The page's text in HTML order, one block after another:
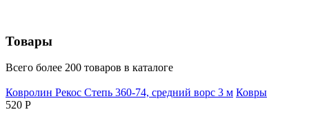
Товары
Всего более 200 товаров в каталоге
Ковролин Рекос Степь 360-74, средний ворс 3 м Ковры
520 Р